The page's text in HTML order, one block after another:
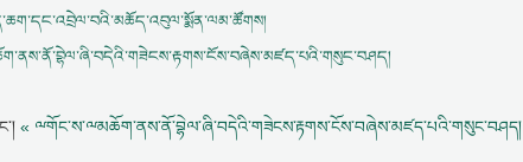
« ྋགོང་ས་ྋམཆོག་ནས་ནོ་བྷེལ་ཞི་བདེའི་གཟེངས་རྟགས་ངོས་བཞེས་མཛད་པའི་གསུང་བཤད།